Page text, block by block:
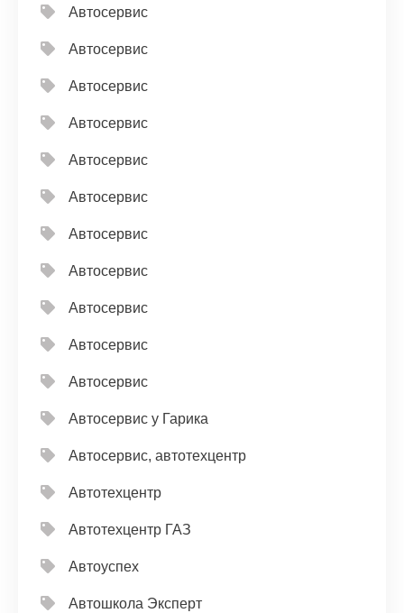
Автосервис
Автосервис
Автосервис
Автосервис
Автосервис
Автосервис
Автосервис
Автосервис
Автосервис
Автосервис
Автосервис
Автосервис у Гарика
Автосервис, автотехцентр
Автотехцентр
Автотехцентр ГАЗ
Автоуспех
Автошкола Эксперт